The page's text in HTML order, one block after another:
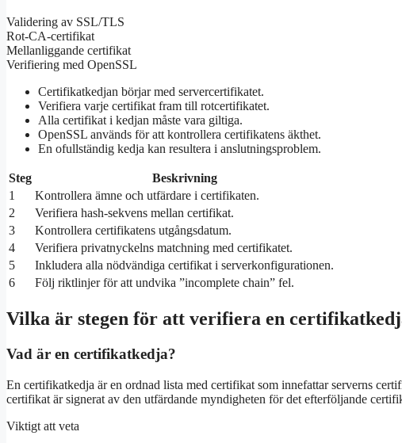
Validering av SSL/TLS
Rot-CA-certifikat
Mellanliggande certifikat
Verifiering med OpenSSL
Certifikatkedjan börjar med servercertifikatet.
Verifiera varje certifikat fram till rotcertifikatet.
Alla certifikat i kedjan måste vara giltiga.
OpenSSL används för att kontrollera certifikatens äkthet.
En ofullständig kedja kan resultera i anslutningsproblem.
Steg
Beskrivning
1
Kontrollera ämne och utfärdare i certifikaten.
2
Verifiera hash-sekvens mellan certifikat.
3
Kontrollera certifikatens utgångsdatum.
4
Verifiera privatnyckelns matchning med certifikatet.
5
Inkludera alla nödvändiga certifikat i serverkonfigurationen.
6
Följ riktlinjer för att undvika ”incomplete chain” fel.
Vilka är stegen för att verifiera en
Vad är en certifikatkedja?
En certifikatkedja är en ordnad lista med certifikat som innefattar serverns
certifikat är signerat av den utfärdande myndigheten för det efterföljande
Viktigt att veta